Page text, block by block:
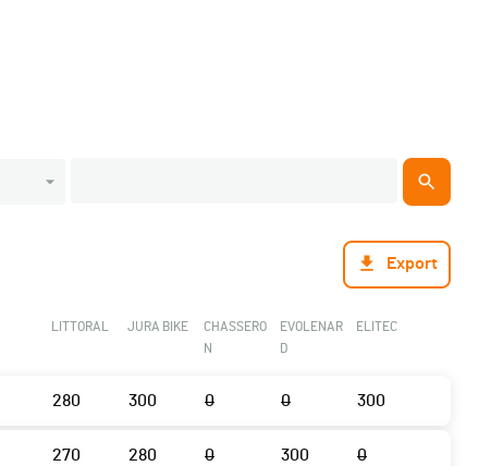
Export
LITTORAL JURA BIKE
CHASSERO
N
EVOLENAR
D
ELITEC
280 300 0 0 300
270 280 0 300 0